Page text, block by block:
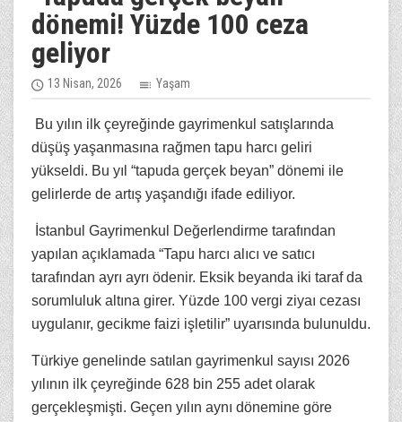
dönemi! Yüzde 100 ceza
geliyor
13 Nisan, 2026 Yaşam
Bu yılın ilk çeyreğinde gayrimenkul satışlarında
düşüş yaşanmasına rağmen tapu harcı geliri
yükseldi. Bu yıl “tapuda gerçek beyan” dönemi ile
gelirlerde de artış yaşandığı ifade ediliyor.
İstanbul Gayrimenkul Değerlendirme tarafından
yapılan açıklamada “Tapu harcı alıcı ve satıcı
tarafından ayrı ayrı ödenir. Eksik beyanda iki taraf da
sorumluluk altına girer. Yüzde 100 vergi ziyaı cezası
uygulanır, gecikme faizi işletilir” uyarısında bulunuldu.
Türkiye genelinde satılan gayrimenkul sayısı 2026
yılının ilk çeyreğinde 628 bin 255 adet olarak
gerçekleşmişti. Geçen yılın aynı dönemine göre